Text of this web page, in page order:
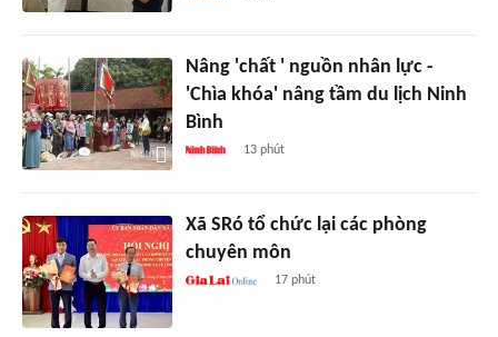
Nâng 'chất ' nguồn nhân lực -
'Chìa khóa' nâng tầm du lịch Ninh
Bình
13 phút
Xã SRó tổ chức lại các phòng
chuyên môn
17 phút